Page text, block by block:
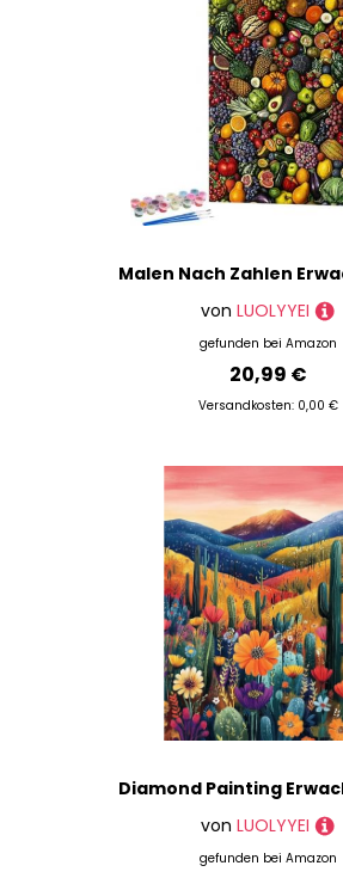
von LUOLYYEI
gefunden bei Amazon
20,99 €
Versandkosten: 0,00 €
von LUOLYYEI
gefunden bei Amazon